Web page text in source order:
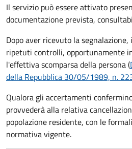
Il servizio può essere attivato
documentazione prevista,
Dopo aver ricevuto la
ripetuti controlli, opportunamente
l'effettiva scomparsa della persona (
della Repubblica 30/05/1989, n.
Qualora gli accertamenti
provvederà alla relativa
popolazione residente, con le
normativa vigente.